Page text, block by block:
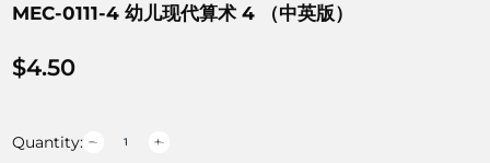
MEC-0111-4 幼儿现代算术 4 （中英版）
$4.50
Quantity: